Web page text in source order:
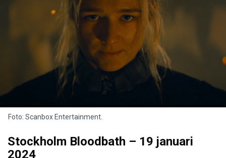
Foto: Scanbox Entertainment.
Stockholm Bloodbath – 19 januari
2024